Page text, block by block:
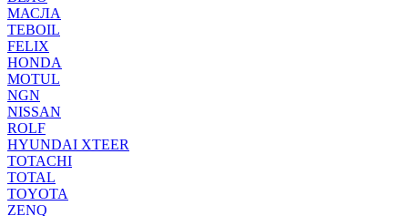
МАСЛА
TEBOIL
FELIX
HONDA
MOTUL
NGN
NISSAN
ROLF
HYUNDAI XTEER
TOTACHI
TOTAL
TOYOTA
ZENQ